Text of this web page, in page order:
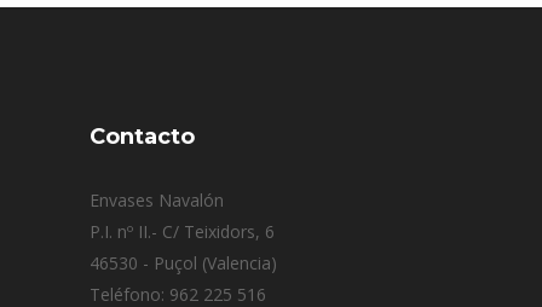
Contacto
Envases Navalón
P.I. nº II.- C/ Teixidors, 6
46530 - Puçol (Valencia)
Teléfono: 962 225 516